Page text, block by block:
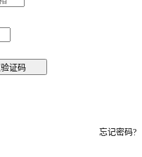
证码
忘记密码?